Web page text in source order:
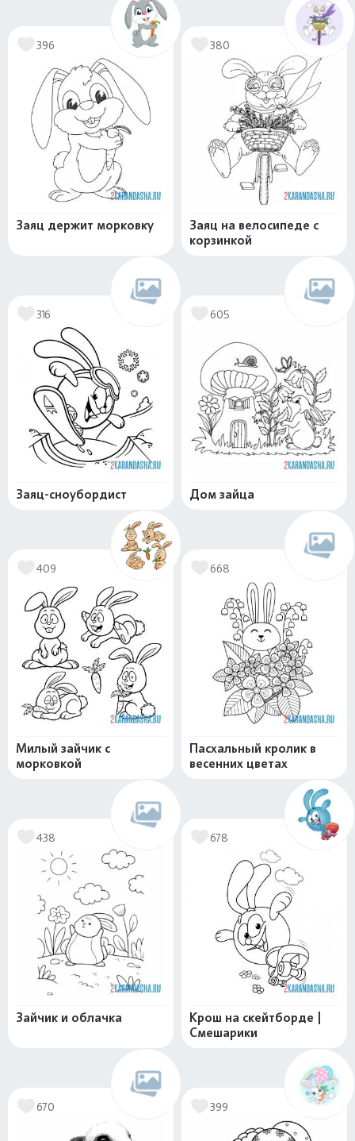
396
Заяц держит морковку
380
Заяц на велосипеде с
корзинкой
316
Заяц-сноубордист
605
Дом зайца
409
Милый зайчик с
морковкой
668
Пасхальный кролик в
весенних цветах
438
Зайчик и облачка
678
Крош на скейтборде |
Смешарики
670 399